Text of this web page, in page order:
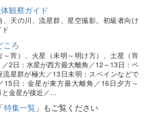
観察ガイド
、天の川、流星群、星空撮影。初級者向け
ころ
～宵）、火星（未明～明け方）、土星（宵
／2日：水星が西方最大離角／12～13日：ペ
流星群が極大／13日未明：スペインなどで
15日：金星が東方最大離角／16日夕方～
と金星が接近／…
特集一覧 」もご覧ください